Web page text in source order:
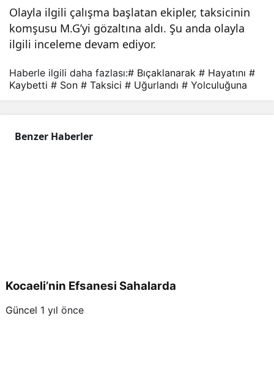
Olayla ilgili çalışma başlatan ekipler, taksicinin
komşusu M.G’yi gözaltına aldı. Şu anda olayla
ilgili inceleme devam ediyor.
Haberle ilgili daha fazlası:# Bıçaklanarak # Hayatını #
Kaybetti # Son # Taksici # Uğurlandı # Yolculuğuna
Benzer Haberler
Kocaeli’nin Efsanesi Sahalarda
Güncel 1 yıl önce